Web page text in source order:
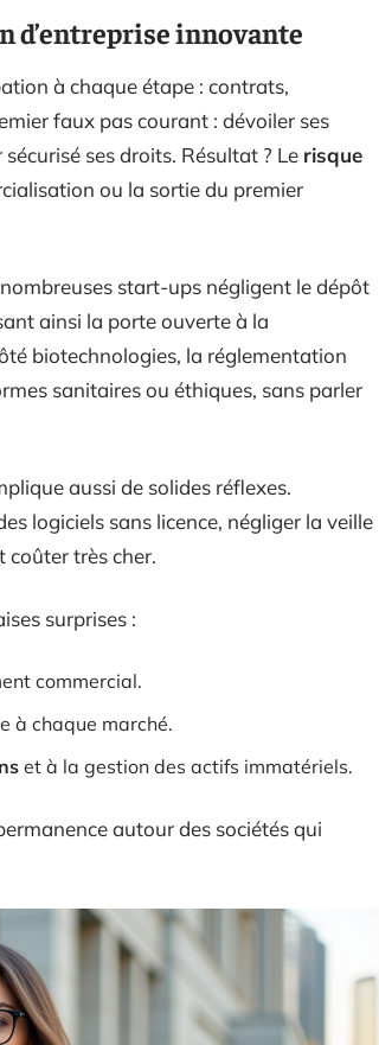
d’entreprise innovante
à chaque étape : contrats,
faux pas courant : dévoiler ses
ses droits. Résultat ? Le risque
ou la sortie du premier
start-ups négligent le dépôt
ainsi la porte ouverte à la
biotechnologies, la réglementation
sanitaires ou éthiques, sans parler
aussi de solides réflexes.
logiciels sans licence, négliger la veille
coûter très cher.
surprises :
commercial.
à chaque marché.
et à la gestion des actifs immatériels.
autour des sociétés qui